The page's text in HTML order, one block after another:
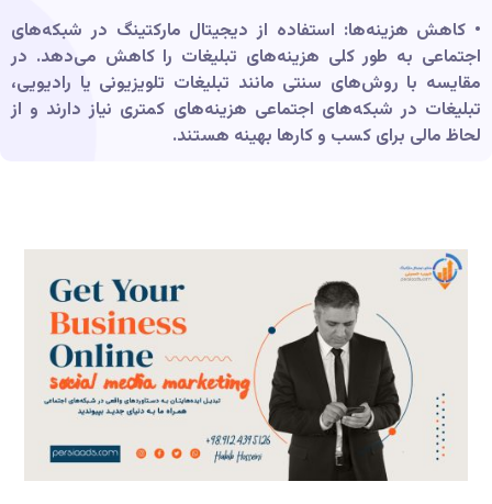
• کاهش هزینه‌ها: استفاده از دیجیتال مارکتینگ در شبکه‌های
اجتماعی به طور کلی هزینه‌های تبلیغات را کاهش می‌دهد. در
مقایسه با روش‌های سنتی مانند تبلیغات تلویزیونی یا رادیویی،
تبلیغات در شبکه‌های اجتماعی هزینه‌های کمتری نیاز دارند و از
لحاظ مالی برای کسب و کارها بهینه هستند.